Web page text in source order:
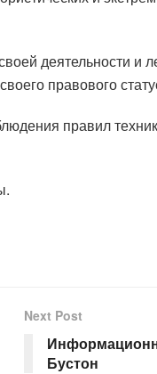
деятельности
правового
правил
Next Post
Бустон